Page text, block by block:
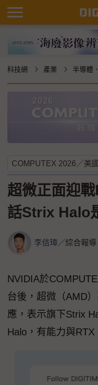
科技網 產業 半導體
超微正面迎
話Strix Halo
李佶璋／綜合報導
NVIDIA於
台後，超微（AMD
應，表示旗下Strix
Halo，有能力與